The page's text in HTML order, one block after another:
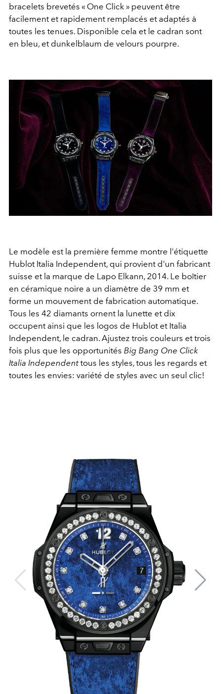
bracelets brevetés « One Click » peuvent être
facilement et rapidement remplacés et adaptés à
toutes les tenues. Disponible cela et le cadran sont
en bleu, et dunkelblaum de velours pourpre.
Le modèle est la première femme montre l'étiquette
Hublot Italia Independent, qui provient d'un fabricant
suisse et la marque de Lapo Elkann, 2014. Le boîtier
en céramique noire a un diamètre de 39 mm et
forme un mouvement de fabrication automatique.
Tous les 42 diamants ornent la lunette et dix
occupent ainsi que les logos de Hublot et Italia
Independent, le cadran. Ajustez trois couleurs et trois
fois plus que les opportunités Big Bang One Click
Italia Independenttous les styles, tous les regards et
toutes les envies: variété de styles avec un seul clic!